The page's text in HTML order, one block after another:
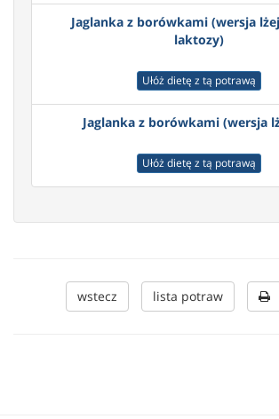
Jaglanka z borówkami (wersja
laktozy)
Ułóż dietę z tą potrawą
Jaglanka z borówkami (wersja
Ułóż dietę z tą potrawą
wstecz lista potraw